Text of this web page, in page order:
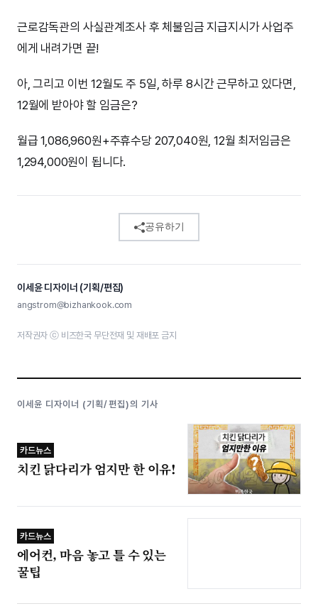
근로감독관의 사실관계조사 후 체불임금 지급지시가 사업주
에게 내려가면 끝!
아, 그리고 이번 12월도 주 5일, 하루 8시간 근무하고 있다면,
12월에 받아야 할 임금은?
월급 1,086,960원+주휴수당 207,040원, 12월 최저임금은
1,294,000원이 됩니다.
공유하기
이세윤 디자이너 (기획/편집)
angstrom@bizhankook.com
저작권자 ⓒ 비즈한국 무단전재 및 재배포 금지
이세윤 디자이너 (기획/편집)의 기사
카드뉴스
치킨 닭다리가 엄지만 한 이유!
카드뉴스
에어컨, 마음 놓고 틀 수 있는
꿀팁